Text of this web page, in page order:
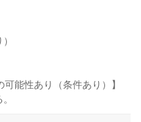
能性あり（条件あり）】